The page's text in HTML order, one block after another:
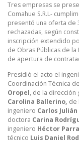
Tres empresas se
Comahue S.R.L-
presentó una oferta de
rechazadas, según
inscripción extendido
de Obras Públicas de
de apertura de
Presidió el acto el
Coordinación Técnica
Oropel, de la dirección
Carolina Ballerino, de
ingeniero Carlos Julián
doctora Carina
ingeniero Héctor Parra
técnico Luis Daniel